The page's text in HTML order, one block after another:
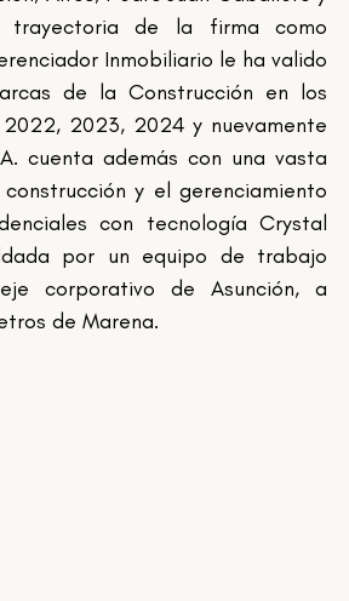
trayectoria de la firma como
Inmobiliario le ha valido
de la Construcción en los
2023, 2024 y nuevamente
cuenta además con una vasta
y el gerenciamiento
con tecnología Crystal
por un equipo de trabajo
corporativo de Asunción, a
de Marena.